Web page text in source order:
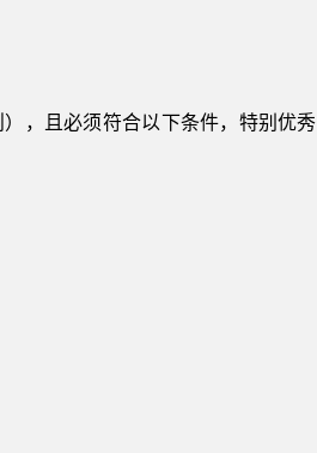
，且必须符合以下条件，特别优秀